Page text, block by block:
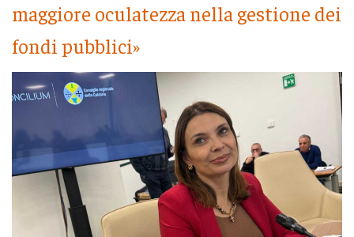
maggiore oculatezza nella gestione dei
fondi pubblici»